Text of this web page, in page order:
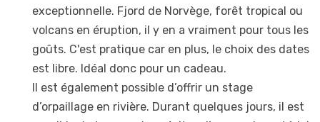
exceptionnelle. Fjord de Norvège, forêt tropical ou
volcans en éruption, il y en a vraiment pour tous les
goûts. C'est pratique car en plus, le choix des dates
est libre. Idéal donc pour un cadeau.
Il est également possible d’offrir un stage
d’orpaillage en rivière. Durant quelques jours, il est